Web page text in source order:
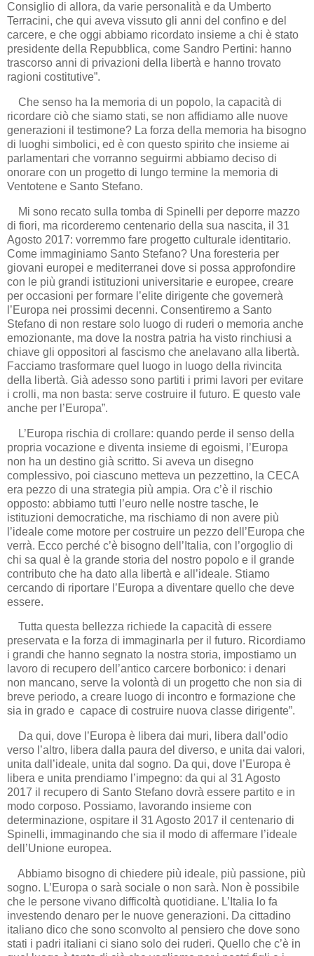
Consiglio di allora, da varie personalità e da Umberto
Terracini, che qui aveva vissuto gli anni del confino e del
carcere, e che oggi abbiamo ricordato insieme a chi è stato
presidente della Repubblica, come Sandro Pertini: hanno
trascorso anni di privazioni della libertà e hanno trovato
ragioni costitutive”.
Che senso ha la memoria di un popolo, la capacità di
ricordare ciò che siamo stati, se non affidiamo alle nuove
generazioni il testimone? La forza della memoria ha bisogno
di luoghi simbolici, ed è con questo spirito che insieme ai
parlamentari che vorranno seguirmi abbiamo deciso di
onorare con un progetto di lungo termine la memoria di
Ventotene e Santo Stefano.
Mi sono recato sulla tomba di Spinelli per deporre mazzo
di fiori, ma ricorderemo centenario della sua nascita, il 31
Agosto 2017: vorremmo fare progetto culturale identitario.
Come immaginiamo Santo Stefano? Una foresteria per
giovani europei e mediterranei dove si possa approfondire
con le più grandi istituzioni universitarie e europee, creare
per occasioni per formare l’elite dirigente che governerà
l’Europa nei prossimi decenni. Consentiremo a Santo
Stefano di non restare solo luogo di ruderi o memoria anche
emozionante, ma dove la nostra patria ha visto rinchiusi a
chiave gli oppositori al fascismo che anelavano alla libertà.
Facciamo trasformare quel luogo in luogo della rivincita
della libertà. Già adesso sono partiti i primi lavori per evitare
i crolli, ma non basta: serve costruire il futuro. E questo vale
anche per l’Europa”.
L’Europa rischia di crollare: quando perde il senso della
propria vocazione e diventa insieme di egoismi, l’Europa
non ha un destino già scritto. Si aveva un disegno
complessivo, poi ciascuno metteva un pezzettino, la CECA
era pezzo di una strategia più ampia. Ora c’è il rischio
opposto: abbiamo tutti l’euro nelle nostre tasche, le
istituzioni democratiche, ma rischiamo di non avere più
l’ideale come motore per costruire un pezzo dell’Europa che
verrà. Ecco perché c’è bisogno dell’Italia, con l’orgoglio di
chi sa qual è la grande storia del nostro popolo e il grande
contributo che ha dato alla libertà e all’ideale. Stiamo
cercando di riportare l’Europa a diventare quello che deve
essere.
Tutta questa bellezza richiede la capacità di essere
preservata e la forza di immaginarla per il futuro. Ricordiamo
i grandi che hanno segnato la nostra storia, impostiamo un
lavoro di recupero dell’antico carcere borbonico: i denari
non mancano, serve la volontà di un progetto che non sia di
breve periodo, a creare luogo di incontro e formazione che
sia in grado e capace di costruire nuova classe dirigente”.
Da qui, dove l’Europa è libera dai muri, libera dall’odio
verso l’altro, libera dalla paura del diverso, e unita dai valori,
unita dall’ideale, unita dal sogno. Da qui, dove l’Europa è
libera e unita prendiamo l’impegno: da qui al 31 Agosto
2017 il recupero di Santo Stefano dovrà essere partito e in
modo corposo. Possiamo, lavorando insieme con
determinazione, ospitare il 31 Agosto 2017 il centenario di
Spinelli, immaginando che sia il modo di affermare l’ideale
dell’Unione europea.
Abbiamo bisogno di chiedere più ideale, più passione, più
sogno. L’Europa o sarà sociale o non sarà. Non è possibile
che le persone vivano difficoltà quotidiane. L’Italia lo fa
investendo denaro per le nuove generazioni. Da cittadino
italiano dico che sono sconvolto al pensiero che dove sono
stati i padri italiani ci siano solo dei ruderi. Quello che c’è in